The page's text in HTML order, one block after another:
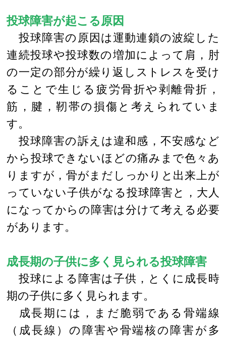
投球障害が起こる原因
投球障害の原因は運動連鎖の波綻した
連続投球や投球数の増加によって肩，肘
の一定の部分が繰り返しストレスを受け
ることで生じる疲労骨折や剥離骨折，
筋，腱，靭帯の損傷と考えられていま
す。
投球障害の訴えは違和感，不安感など
から投球できないほどの痛みまで色々あ
りますが，骨がまだしっかりと出来上が
っていない子供がなる投球障害と，大人
になってからの障害は分けて考える必要
があります。
成長期の子供に多く見られる投球障害
投球による障害は子供，とくに成長時
期の子供に多く見られます。
成長期には，まだ脆弱である骨端線
（成長線）の障害や骨端核の障害が多